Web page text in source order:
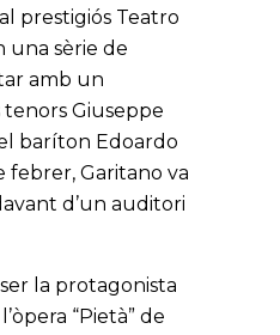
prestigiós Teatro
una sèrie de
amb un
Giuseppe
baríton Edoardo
febrer, Garitano va
d’un auditori
ser la protagonista
“Pietà” de